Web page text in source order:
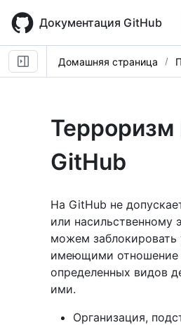
main
content
Документация GitHub
Домашняя страница
GitHub
На GitHub не
или насильственному
можем заблокировать
имеющими отношение
определенных видов
ими.
Организация,